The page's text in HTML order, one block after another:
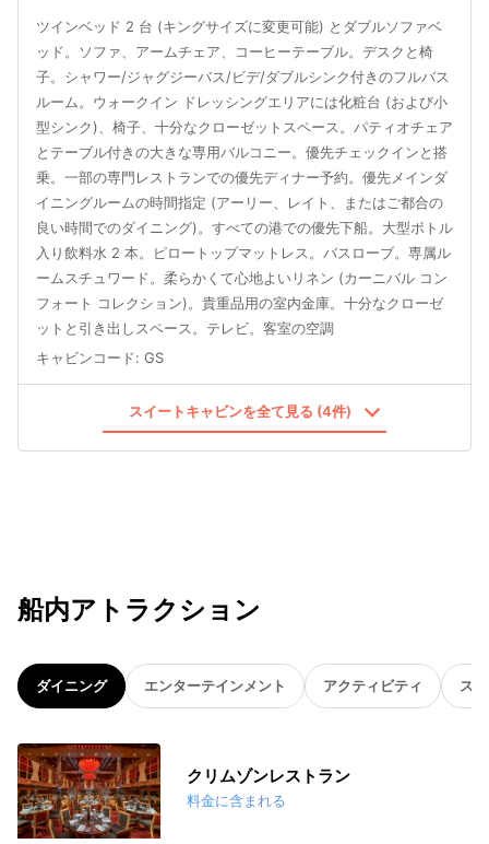
ツインベッド 2 台 (キングサイズに変更可能) とダブルソファベ
ッド。ソファ、アームチェア、コーヒーテーブル。デスクと椅
子。シャワー/ジャグジーバス/ビデ/ダブルシンク付きのフルバス
ルーム。ウォークイン ドレッシングエリアには化粧台 (および小
型シンク)、椅子、十分なクローゼットスペース。パティオチェア
とテーブル付きの大きな専用バルコニー。優先チェックインと搭
乗。一部の専門レストランでの優先ディナー予約。優先メインダ
イニングルームの時間指定 (アーリー、レイト、またはご都合の
良い時間でのダイニング)。すべての港での優先下船。大型ボトル
入り飲料水 2 本。ピロートップマットレス。バスローブ。専属ル
ームスチュワード。柔らかくて心地よいリネン (カーニバル コン
フォート コレクション)。貴重品用の室内金庫。十分なクローゼ
ットと引き出しスペース。テレビ。客室の空調
キャビンコード: GS
スイートキャビンを全て見る (4件)
船内アトラクション
ダイニング エンターテインメント アクティビティ ス
クリムゾンレストラン
料金に含まれる